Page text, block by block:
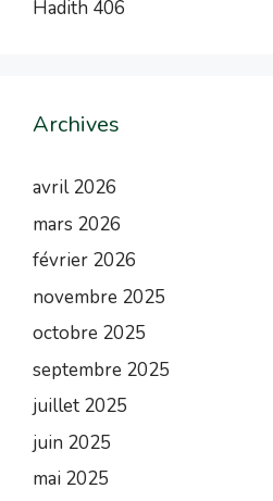
Hadith 406
Archives
avril 2026
mars 2026
février 2026
novembre 2025
octobre 2025
septembre 2025
juillet 2025
juin 2025
mai 2025